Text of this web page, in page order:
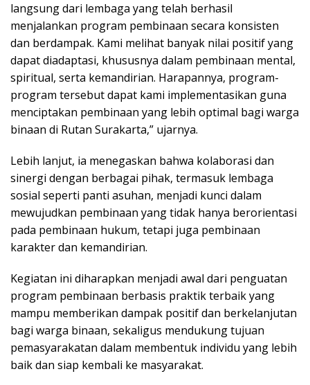
langsung dari lembaga yang telah berhasil
menjalankan program pembinaan secara konsisten
dan berdampak. Kami melihat banyak nilai positif yang
dapat diadaptasi, khususnya dalam pembinaan mental,
spiritual, serta kemandirian. Harapannya, program-
program tersebut dapat kami implementasikan guna
menciptakan pembinaan yang lebih optimal bagi warga
binaan di Rutan Surakarta,” ujarnya.
Lebih lanjut, ia menegaskan bahwa kolaborasi dan
sinergi dengan berbagai pihak, termasuk lembaga
sosial seperti panti asuhan, menjadi kunci dalam
mewujudkan pembinaan yang tidak hanya berorientasi
pada pembinaan hukum, tetapi juga pembinaan
karakter dan kemandirian.
Kegiatan ini diharapkan menjadi awal dari penguatan
program pembinaan berbasis praktik terbaik yang
mampu memberikan dampak positif dan berkelanjutan
bagi warga binaan, sekaligus mendukung tujuan
pemasyarakatan dalam membentuk individu yang lebih
baik dan siap kembali ke masyarakat.